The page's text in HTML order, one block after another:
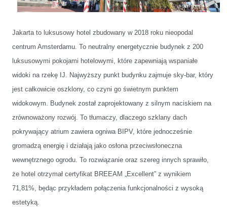
Jakarta to luksusowy hotel zbudowany w 2018 roku nieopodal
centrum Amsterdamu. To neutralny energetycznie budynek z 200
luksusowymi pokojami hotelowymi, które zapewniają wspaniałe
widoki na rzekę IJ. Najwyższy punkt budynku zajmuje sky-bar, który
jest całkowicie oszklony, co czyni go świetnym punktem
widokowym. Budynek został zaprojektowany z silnym naciskiem na
zrównoważony rozwój. To tłumaczy, dlaczego szklany dach
pokrywający atrium zawiera ogniwa BIPV, które jednocześnie
gromadzą energię i działają jako osłona przeciwsłoneczna
wewnętrznego ogrodu. To rozwiązanie oraz szereg innych sprawiło,
że hotel otrzymał certyfikat BREEAM „Excellent” z wynikiem
71,81%, będąc przykładem połączenia funkcjonalności z wysoką
estetyką.